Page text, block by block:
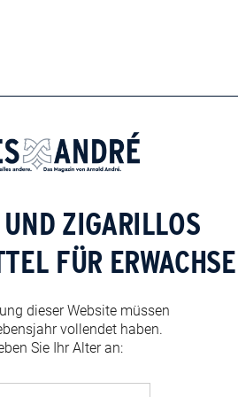
ZIGARILLOS
FÜR
dieser Website müssen
vollendet haben.
Sie Ihr Alter an: